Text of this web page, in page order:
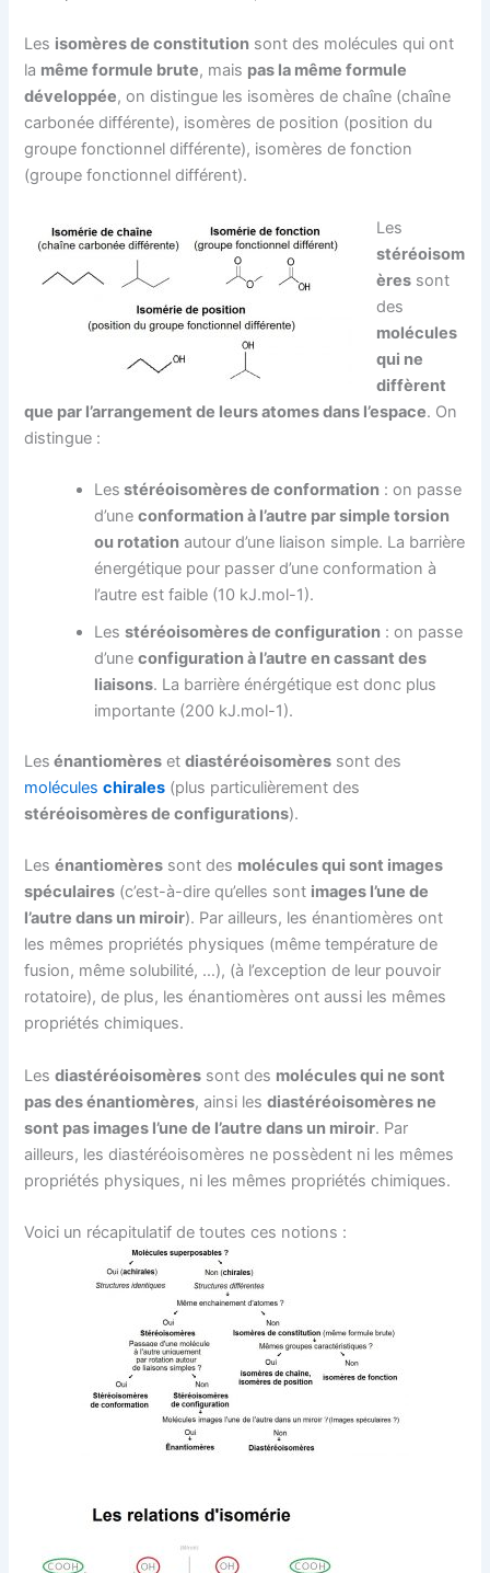
Les isomères de constitution sont des molécules qui ont
la même formule brute, mais pas la même formule
développée, on distingue les isomères de chaîne (chaîne
carbonée différente), isomères de position (position du
groupe fonctionnel différente), isomères de fonction
(groupe fonctionnel différent).
Les
stéréoisom
ères sont
des
molécules
qui ne
diffèrent
que par l’arrangement de leurs atomes dans l’espace. On
distingue :
Les stéréoisomères de conformation : on passe
d’uneconformation à l’autre par simple torsion
ou rotation autour d’une liaison simple. La barrière
énergétique pour passer d’une conformation à
l’autre est faible (10 kJ.mol-1).
Lesstéréoisomères de configuration : on passe
d’uneconfiguration à l’autre en cassant des
liaisons. La barrière énérgétique est donc plus
importante (200 kJ.mol-1).
Les énantiomères etdiastéréoisomères sont des
moléculeschirales (plus particulièrement des
stéréoisomères de configurations).
Lesénantiomères sont des molécules qui sont images
spéculaires (c’est-à-dire qu’elles sont images l’une de
l’autre dans un miroir). Par ailleurs, les énantiomères ont
les mêmes propriétés physiques (même température de
fusion, même solubilité, …), (à l’exception de leur pouvoir
rotatoire), de plus, les énantiomères ont aussi les mêmes
propriétés chimiques.
Lesdiastéréoisomères sont des molécules qui ne sont
pas des énantiomères, ainsi lesdiastéréoisomères ne
sont pas images l’une de l’autre dans un miroir. Par
ailleurs, les diastéréoisomères ne possèdent ni les mêmes
propriétés physiques, ni les mêmes propriétés chimiques.
Voici un récapitulatif de toutes ces notions :